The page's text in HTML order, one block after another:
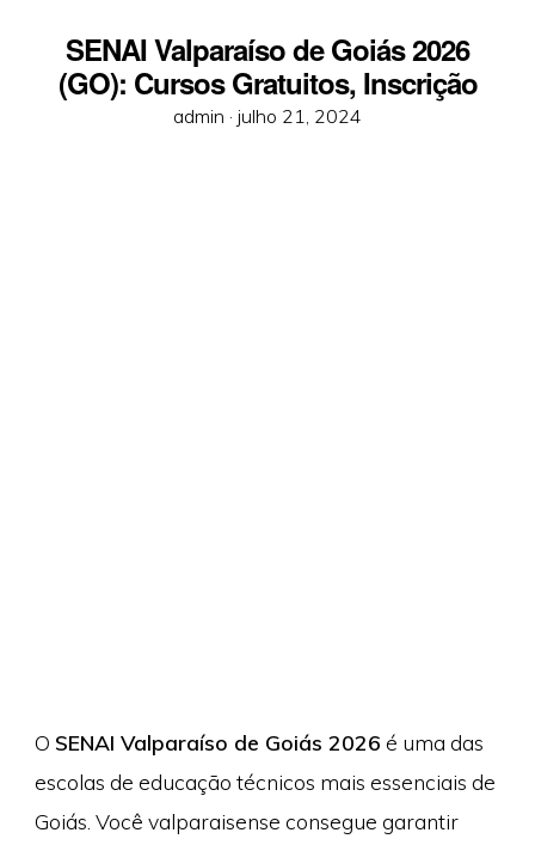
SENAI Valparaíso de Goiás 2026
(GO): Cursos Gratuitos, Inscrição
admin · Posted
julho 21, 2024
O SENAI Valparaíso de Goiás 2026 é uma das
escolas de educação técnicos mais essenciais de
Goiás. Você valparaisense consegue garantir